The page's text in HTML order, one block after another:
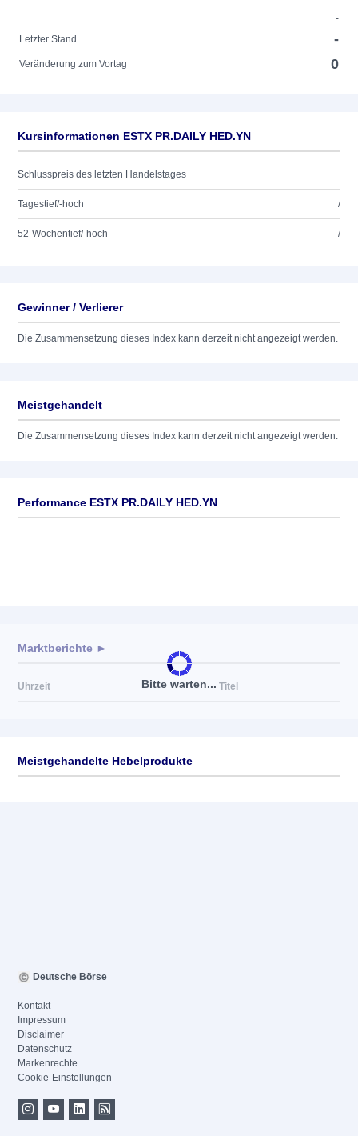
-
Letzter Stand
-
Veränderung zum Vortag 0
Kursinformationen ESTX PR.DAILY HED.YN
Schlusspreis des letzten Handelstages
Tagestief/-hoch /
52-Wochentief/-hoch /
Gewinner / Verlierer
Die Zusammensetzung dieses Index kann derzeit nicht angezeigt werden.
Meistgehandelt
Die Zusammensetzung dieses Index kann derzeit nicht angezeigt werden.
Performance ESTX PR.DAILY HED.YN
Bitte warten...
Marktberichte ►
Uhrzeit Titel
Meistgehandelte Hebelprodukte
Deutsche Börse
Kontakt
Impressum
Disclaimer
Datenschutz
Markenrechte
Cookie-Einstellungen